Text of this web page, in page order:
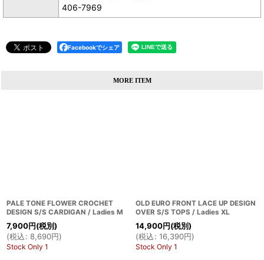
406-7969
Facebookでシェア
MORE ITEM
PALE TONE FLOWER CROCHET
DESIGN S/S CARDIGAN / Ladies M
7,900円(税別)
(税込: 8,690円)
Stock Only 1
OLD EURO FRONT LACE UP DESIGN
OVER S/S TOPS / Ladies XL
14,900円(税別)
(税込: 16,390円)
Stock Only 1